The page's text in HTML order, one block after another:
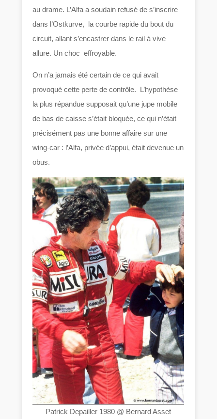
au drame. L’Alfa a soudain refusé de s’inscrire
dans l’Ostkurve, la courbe rapide du bout du
circuit, allant s’encastrer dans le rail à vive
allure. Un choc effroyable.
On n’a jamais été certain de ce qui avait
provoqué cette perte de contrôle. L’hypothèse
la plus répandue supposait qu’une jupe mobile
de bas de caisse s’était bloquée, ce qui n’était
précisément pas une bonne affaire sur une
wing-car : l’Alfa, privée d’appui, était devenue un
obus.
Patrick Depailler 1980 @ Bernard Asset